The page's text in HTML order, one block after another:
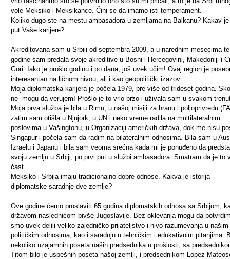
vole Meksiko i Meksikance. Čini se da imamo isti temperament.
Koliko dugo ste na mestu ambasadora u zemljama na Balkanu? Kakav
put Vaše karijere?
Akreditovana sam u Srbiji od septembra 2009, a u narednim mesecima te
godine sam predala svoje akreditive u Bosni i Hercegovini, Makedoniji i
Gori. Iako je prošlo godinu i po dana, još uvek učim! Ovaj region je
interesantan na ličnom nivou, ali i kao geopolitički izazov.
Moja diplomatska karijera je počela 1979, pre više od trideset godina.
ne mogu da verujem! Prošlo je to vrlo brzo i uživala sam u svakom
Moja prva služba je bila u Rimu, u našoj misiji za hranu i poljoprivredu
zatim sam otišla u Njujork, u UN i neko vreme radila na multilateralnim
poslovima u Vašingtonu, u Organizaciji američkih država, dok me nisu
Singapur i počela sam da radim na bilateralnim odnosima. Bila sam u
Izraelu i Japanu i bila sam veoma srećna kada mi je ponuđeno da
svoju zemlju u Srbiji, po prvi put u službi ambasadora. Smatram da je to
čast.
Meksiko i Srbija imaju tradicionalno dobre odnose. Kakva je istorija
diplomatske saradnje dve zemlje?
Ove godine ćemo proslaviti 65 godina diplomatskih odnosa sa Srbijom,
državom naslednicom bivše Jugoslavije. Bez oklevanja mogu da
smo uvek delili veliko zajedničko prijateljstvo i nivo razumevanja u našim
političkim odnosima, kao i saradnju u tehničkim i edukativnim pitanjima.
nekoliko uzajamnih poseta naših predsednika u prošlosti, sa
Titom bilo je uspešnih poseta našoj zemlji, i predsednikom Lopez